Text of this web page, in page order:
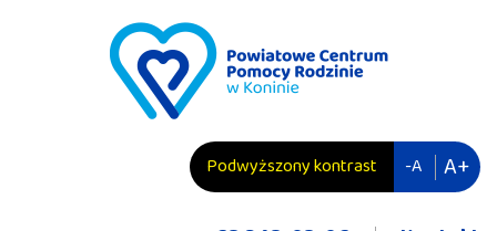
Podwyższony kontrast -A
A+